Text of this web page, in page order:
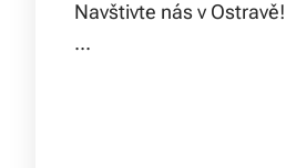
Navštivte nás v
...